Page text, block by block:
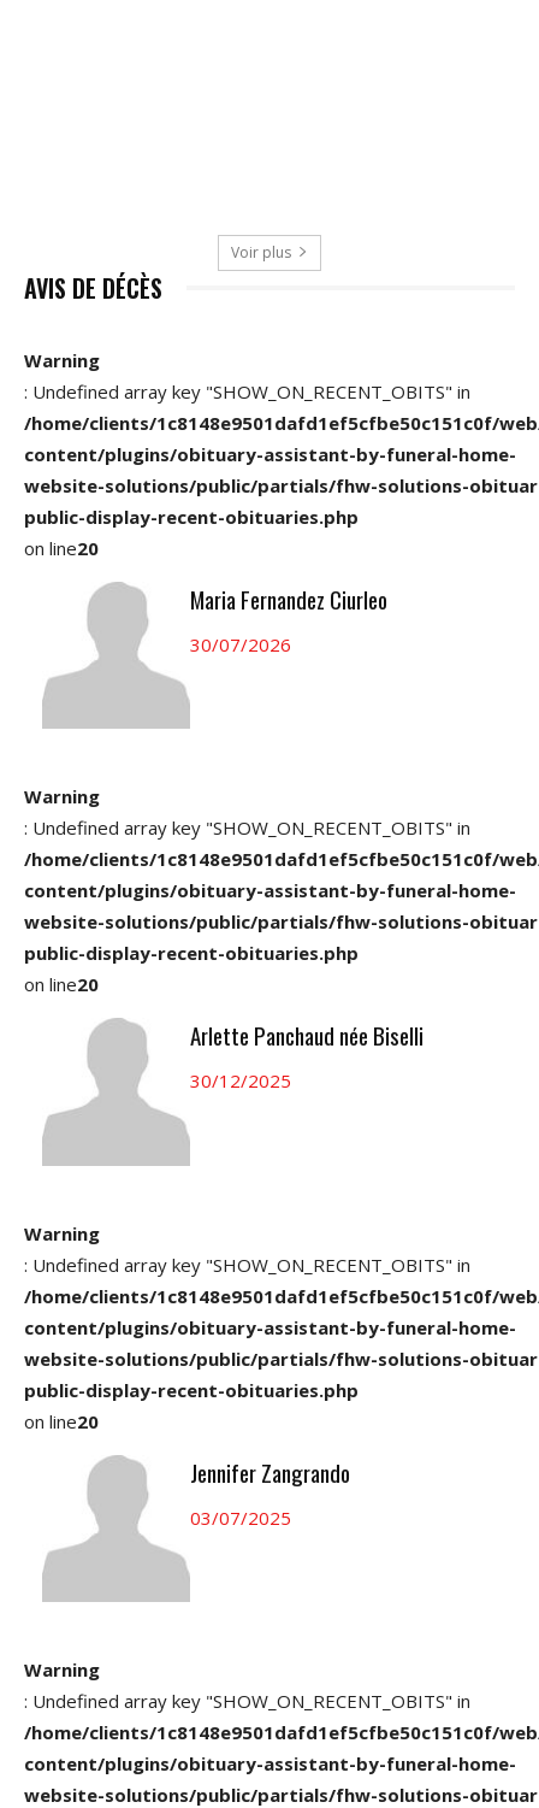
Voir plus
AVIS DE DÉCÈS
Warning
: Undefined array key "SHOW_ON_RECENT_OBITS" in
/home/clients/1c8148e9501dafd1ef5cfbe50c151c0f/
content/plugins/obituary-assistant-by-funeral-home-
website-solutions/public/partials/fhw-solutions-
public-display-recent-obituaries.php
on line20
Maria Fernandez Ciurleo
30/07/2026
Warning
: Undefined array key "SHOW_ON_RECENT_OBITS" in
/home/clients/1c8148e9501dafd1ef5cfbe50c151c0f/
content/plugins/obituary-assistant-by-funeral-home-
website-solutions/public/partials/fhw-solutions-
public-display-recent-obituaries.php
on line20
Arlette Panchaud née Biselli
30/12/2025
Warning
: Undefined array key "SHOW_ON_RECENT_OBITS" in
/home/clients/1c8148e9501dafd1ef5cfbe50c151c0f/
content/plugins/obituary-assistant-by-funeral-home-
website-solutions/public/partials/fhw-solutions-
public-display-recent-obituaries.php
on line20
Jennifer Zangrando
03/07/2025
Warning
: Undefined array key "SHOW_ON_RECENT_OBITS" in
/home/clients/1c8148e9501dafd1ef5cfbe50c151c0f/
content/plugins/obituary-assistant-by-funeral-home-
website-solutions/public/partials/fhw-solutions-